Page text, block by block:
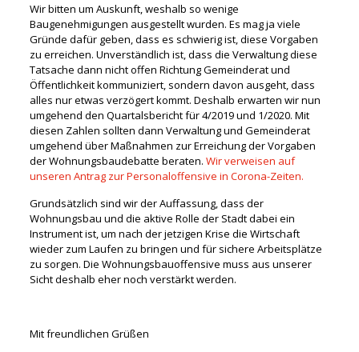
Wir bitten um Auskunft, weshalb so wenige
Baugenehmigungen ausgestellt wurden. Es mag ja viele
Gründe dafür geben, dass es schwierig ist, diese Vorgaben
zu erreichen. Unverständlich ist, dass die Verwaltung diese
Tatsache dann nicht offen Richtung Gemeinderat und
Öffentlichkeit kommuniziert, sondern davon ausgeht, dass
alles nur etwas verzögert kommt. Deshalb erwarten wir nun
umgehend den Quartalsbericht für 4/2019 und 1/2020. Mit
diesen Zahlen sollten dann Verwaltung und Gemeinderat
umgehend über Maßnahmen zur Erreichung der Vorgaben
der Wohnungsbaudebatte beraten. Wir verweisen auf
unseren Antrag zur Personaloffensive in Corona-Zeiten.
Grundsätzlich sind wir der Auffassung, dass der
Wohnungsbau und die aktive Rolle der Stadt dabei ein
Instrument ist, um nach der jetzigen Krise die Wirtschaft
wieder zum Laufen zu bringen und für sichere Arbeitsplätze
zu sorgen. Die Wohnungsbauoffensive muss aus unserer
Sicht deshalb eher noch verstärkt werden.
Mit freundlichen Grüßen